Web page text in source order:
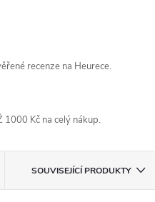
recenze na Heurece.
1000 Kč na celý nákup.
SOUVISEJÍCÍ PRODUKTY